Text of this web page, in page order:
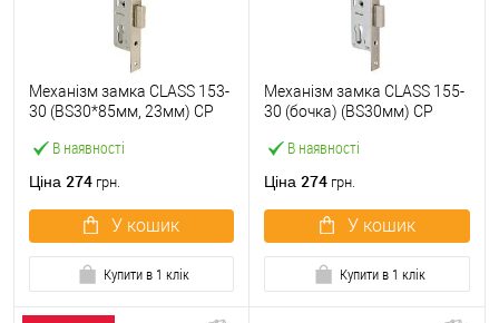
В наявності
Механізм замка CLASS 153-
30 (BS30*85мм, 23мм) CP
Ціна 274 грн.
У кошик
Купити в 1 клік
В наявності
Механізм замка CLASS 155-
30 (бочка) (BS30мм) CP
Ціна 274 грн.
У кошик
Купити в 1 клік